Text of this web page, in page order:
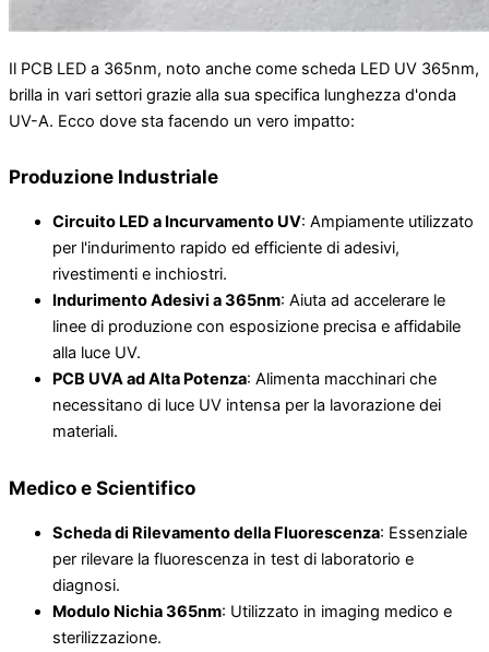
Il PCB LED a 365nm, noto anche come scheda LED UV 365nm,
brilla in vari settori grazie alla sua specifica lunghezza d'onda
UV-A. Ecco dove sta facendo un vero impatto:
Produzione Industriale
Circuito LED a Incurvamento UV: Ampiamente utilizzato
per l'indurimento rapido ed efficiente di adesivi,
rivestimenti e inchiostri.
Indurimento Adesivi a 365nm: Aiuta ad accelerare le
linee di produzione con esposizione precisa e affidabile
alla luce UV.
PCB UVA ad Alta Potenza: Alimenta macchinari che
necessitano di luce UV intensa per la lavorazione dei
materiali.
Medico e Scientifico
Scheda di Rilevamento della Fluorescenza: Essenziale
per rilevare la fluorescenza in test di laboratorio e
diagnosi.
Modulo Nichia 365nm: Utilizzato in imaging medico e
sterilizzazione.